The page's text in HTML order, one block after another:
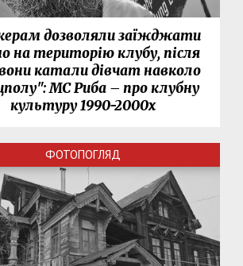
дозволяли заїжджати
на територію клубу, після
катали дівчат навколо
МС Риба – про клубну
культуру 1990-2000х
ФОТОПОГЛЯД